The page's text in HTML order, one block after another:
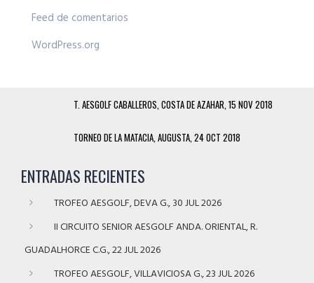
Feed de comentarios
WordPress.org
T. AESGOLF CABALLEROS, COSTA DE AZAHAR, 15 NOV 2018
TORNEO DE LA MATACIA, AUGUSTA, 24 OCT 2018
ENTRADAS RECIENTES
TROFEO AESGOLF, DEVA G., 30 JUL 2026
II CIRCUITO SENIOR AESGOLF ANDA. ORIENTAL, R.
GUADALHORCE C.G., 22 JUL 2026
TROFEO AESGOLF, VILLAVICIOSA G., 23 JUL 2026